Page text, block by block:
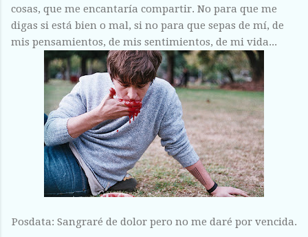
cosas, que me encantaría compartir. No para que me
digas si está bien o mal, si no para que sepas de mí, de
mis pensamientos, de mis sentimientos, de mi vida...
Posdata: Sangraré de dolor pero no me daré por vencida.